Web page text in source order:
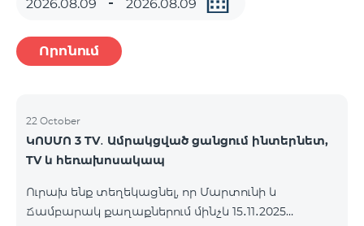
Որոնում
22 October
ԿՈՍՄՈ 3 TV․ Ամրակցված ցանցում ինտերնետ,
TV և հեռախոսակապ
Ուրախ ենք տեղեկացնել, որ Մարտունի և
Ճամբարակ քաղաքներում մինչև 15․11․2025